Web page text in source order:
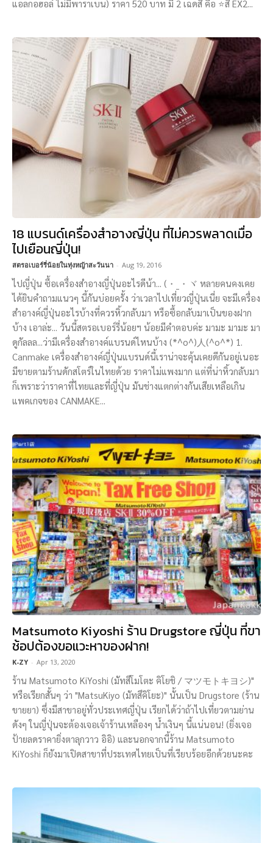
แอลกอฮอล์ ไม่มีพาราเบน) ราคา 520 บาท มี 2 เฉดสี คือ ⭐สี EX2...
18 แบรนด์เครื่องสำอางญี่ปุ่น ที่ไม่ควรพลาดเมื่อ
ไปเยือนญี่ปุ่น!
สตรอเบอร์รี่น้อยในทุ่งหญ้าสะวันนา - Aug 19, 2016
ไปญี่ปุ่น ซื้อเครื่องสำอางญี่ปุ่นอะไรดีน้า... (・_・ヾ หลายคนคงเคย
ได้ยินคำถามแนวๆ นี้กันบ่อยครั้ง ว่าเวลาไปเที่ยวญี่ปุ่นเนี่ย จะมีเครื่อง
สำอางค์ญี่ปุ่นอะไรบ้างที่ควรหิ้วกลับมา หรือซื้อกลับมาเป็นของฝาก
บ้าง เอาล่ะ... วันนี้สตรอเบอร์รี่น้อยฯ น้อยมีคำตอบค่ะ มามะ มามะ มา
ดูกัลลล...ว่ามีเครื่องสำอางค์แบรนด์ไหนบ้าง (*^o^)人(^o^*) 1.
Canmake เครื่องสำอางค์ญี่ปุ่นแบรนด์นี้เราน่าจะคุ้นเคยดีกันอยู่เนอะ
มีขายตามร้านดักสโตร์ในไทยด้วย ราคาไม่แพงมาก แต่ที่น่าหิ้วกลับมา
ก็เพราะว่าราคาที่ไทยและที่ญี่ปุ่น มันช่างแตกต่างกันเสียเหลือเกิน
แพคเกจของ CANMAKE...
Matsumoto Kiyoshi ร้าน Drugstore ญี่ปุ่น ที่ขา
ช้อปต้องขอแวะหาของฝาก!
K-ZY - Apr 13, 2020
ร้าน Matsumoto KiYoshi (มัทสึโมโตะ คิโยชิ / マツモトキヨシ)"
หรือเรียกสั้นๆ ว่า "MatsuKiyo (มัทสึคิโยะ)" นั้นเป็น Drugstore (ร้าน
ขายยา) ซึ่งมีสาขาอยู่ทั่วประเทศญี่ปุ่น เรียกได้ว่าถ้าไปเที่ยวตามย่าน
ดังๆ ในญี่ปุ่นจะต้องเจอเจ้าร้านเหลืองๆ น้ำเงินๆ นี้แน่นอน! (ยิ่งเจอ
ป้ายลดราคายิ่งตาลุกวาว อิอิ) และนอกจากนี้ร้าน Matsumoto
KiYoshi ก็ยังมาเปิดสาขาที่ประเทศไทยเป็นที่เรียบร้อยอีกด้วยนะคะ